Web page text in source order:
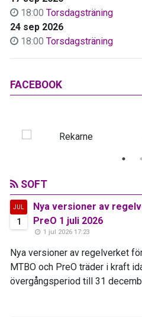
18:00 Torsdagsträning
24 sep 2026
18:00 Torsdagsträning
FACEBOOK
SOFT
JUL
1
Nya versioner av
PreO 1 juli 2026
1 jul 2026 17:23
Nya versioner av regelverket
MTBO och PreO träder i kraft
övergångsperiod till 31